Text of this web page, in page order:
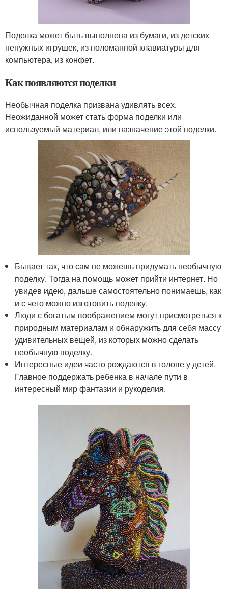
Поделка может быть выполнена из бумаги, из детских
ненужных игрушек, из поломанной клавиатуры для
компьютера, из конфет.
Как появляются поделки
Необычная поделка призвана удивлять всех.
Неожиданной может стать форма поделки или
используемый материал, или назначение этой поделки.
Бывает так, что сам не можешь придумать необычную
поделку. Тогда на помощь может прийти интернет. Но
увидев идею, дальше самостоятельно понимаешь, как
и с чего можно изготовить поделку.
Люди с богатым воображением могут присмотреться к
природным материалам и обнаружить для себя массу
удивительных вещей, из которых можно сделать
необычную поделку.
Интересные идеи часто рождаются в голове у детей.
Главное поддержать ребенка в начале пути в
интересный мир фантазии и рукоделия.